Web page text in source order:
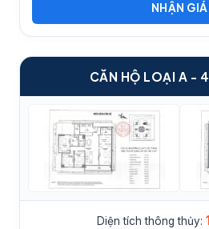
NHẬN GIÁ
CĂN HỘ LOẠI A -
Diện tích thông thủy: